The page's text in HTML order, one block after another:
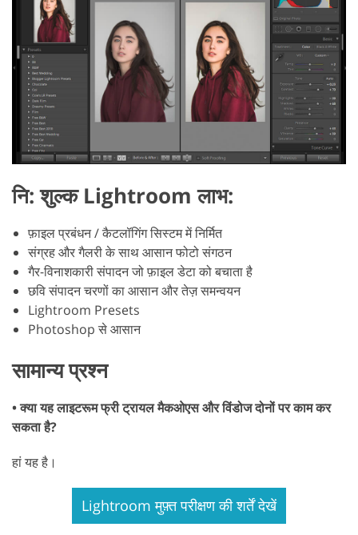
नि: शुल्क Lightroom लाभ:
फ़ाइल प्रबंधन / कैटलॉगिंग सिस्टम में निर्मित
संग्रह और गैलरी के साथ आसान फोटो संगठन
गैर-विनाशकारी संपादन जो फ़ाइल डेटा को बचाता है
छवि संपादन चरणों का आसान और तेज़ समन्वयन
Lightroom Presets
Photoshop से आसान
सामान्य प्रश्न
• क्या यह लाइटरूम फ्री ट्रायल मैकओएस और विंडोज दोनों पर काम कर
सकता है?
हां यह है।
Lightroom मुफ़्त परीक्षण की शर्तें देखें